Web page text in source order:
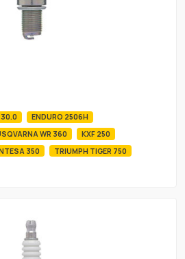
30.0
ENDURO 2506H
WR 360
KXF 250
350 TRIUMPH TIGER 750